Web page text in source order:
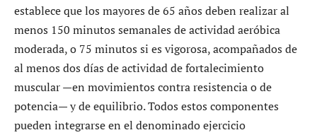
establece que los mayores de 65 años deben realizar al
menos 150 minutos semanales de actividad aeróbica
moderada, o 75 minutos si es vigorosa, acompañados de
al menos dos días de actividad de fortalecimiento
muscular —en movimientos contra resistencia o de
potencia— y de equilibrio. Todos estos componentes
pueden integrarse en el denominado ejercicio